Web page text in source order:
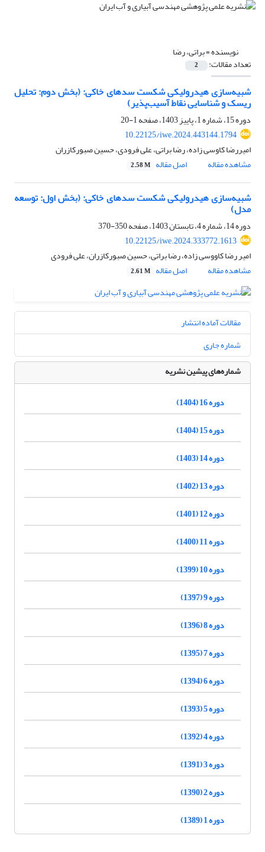
نویسنده =براتی، رضا
تعداد مقالات: 2
شبیه‌سازی هیدرولیکی شکست سدهای خاکی: (بخش دوم: تحلیل
ریسک و شناسایی نقاط آسیب‌پذیر)
دوره 15، شماره 1، پاییز 1403، صفحه
1-20
10.22125/iwe.2024.443144.1794
امیررضا کاوسی زاده، رضا براتی، علی فرودی، حسین صبورکازران
مشاهده مقاله
اصل مقاله 2.58 M
شبیه‌سازی هیدرولیکی شکست سدهای خاکی: (بخش اول: توسعه
مدل)
دوره 14، شماره 4، تابستان 1403، صفحه
350-370
10.22125/iwe.2024.333772.1613
امیر رضا کاووسی زاده، رضا براتی، حسین صبورکازران، علی فرودی
مشاهده مقاله
اصل مقاله 2.61 M
مقالات آماده انتشار
شماره جاری
شماره‌های پیشین نشریه
دوره 16 (1404)
دوره 15 (1404)
دوره 14 (1403)
دوره 13 (1402)
دوره 12 (1401)
دوره 11 (1400)
دوره 10 (1399)
دوره 9 (1397)
دوره 8 (1396)
دوره 7 (1395)
دوره 6 (1394)
دوره 5 (1393)
دوره 4 (1392)
دوره 3 (1391)
دوره 2 (1390)
دوره 1 (1389)